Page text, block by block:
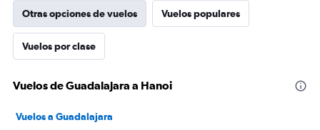
Otras opciones de vuelos Vuelos populares
Vuelos por clase
Vuelos de Guadalajara a Hanoi
Vuelos a Guadalajara